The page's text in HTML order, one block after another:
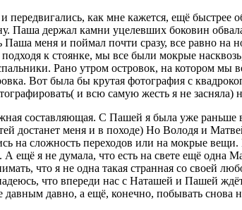
передвигались, как мне кажется, ещё
Паша держал камни уцелевших боковин
меня и поймал почти сразу, все равно
к стоянке, мы все были мокрые
Рано утром островок, на котором
Вот была бы крутая фотография с
и всю самую жесть я не засняла)
составляющая. С Пашей я была уже
достанет меня и в походе) Но Володя и
на сложность переходов или на мокрые
ещё я не думала, что есть на свете ещё одна
что я не одна такая странная со своей
что впереди нас с Наташей и Пашей
давно, а ещё, конечно, побывать снова